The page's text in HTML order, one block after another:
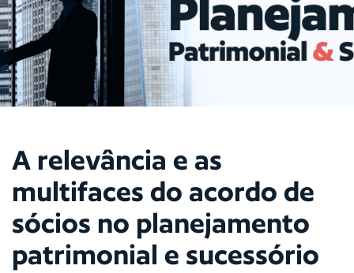
A relevância e as
multifaces do acordo de
sócios no planejamento
patrimonial e sucessório